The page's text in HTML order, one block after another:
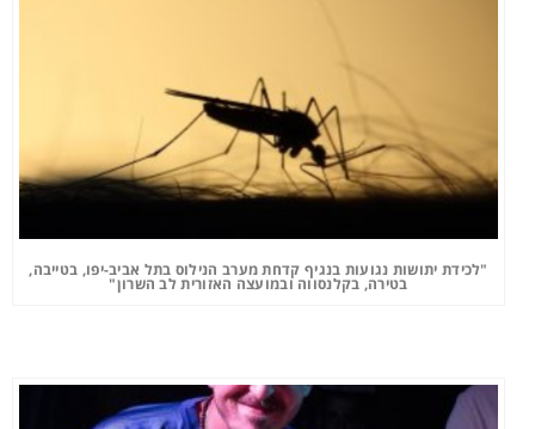
"לכידת יתושות נגועות בנגיף קדחת מערב הנילוס בתל אביב-יפו, בטייבה,
בטירה, בקלנסווה ובמועצה האזורית לב השרון"